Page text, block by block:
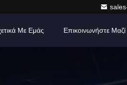
Με Εμάς Επικοινωνήστε